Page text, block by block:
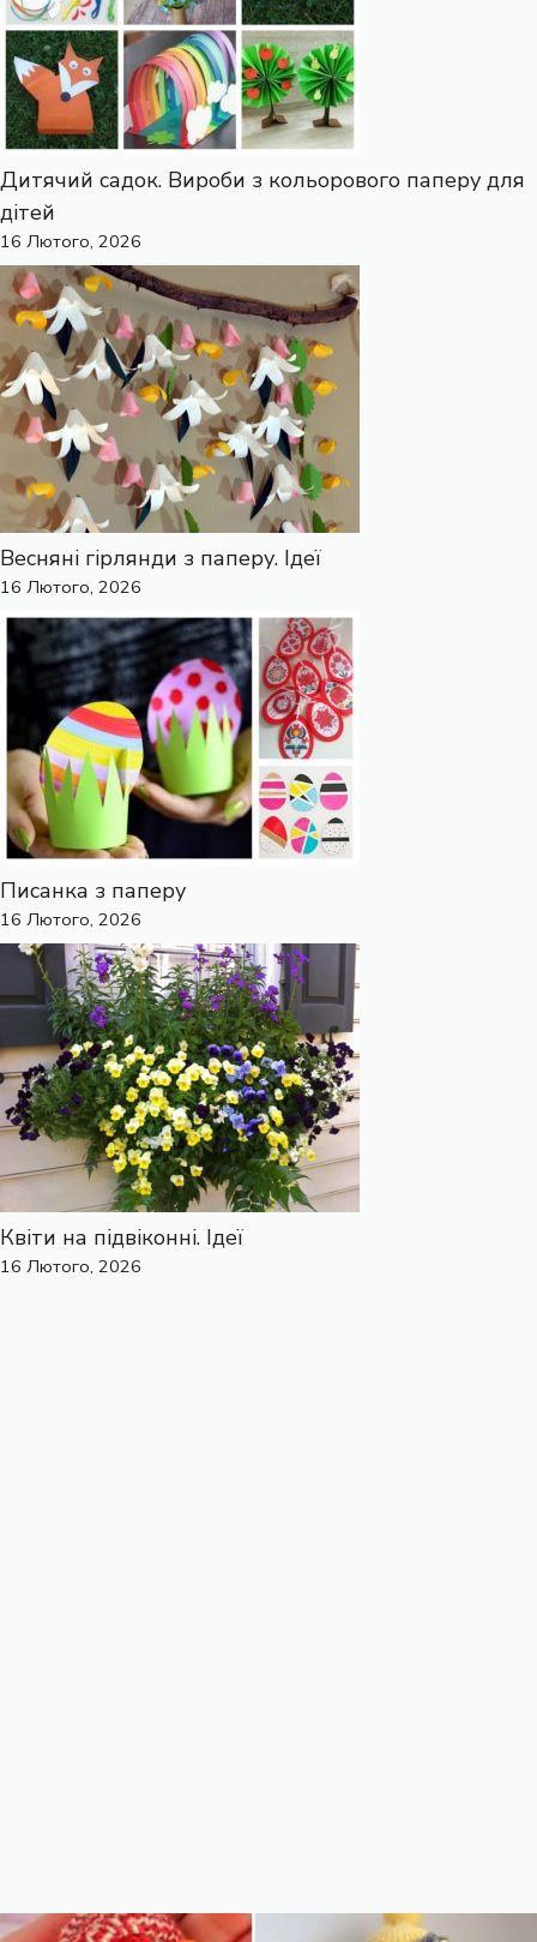
Дитячий садок. Вироби з кольорового паперу для
дітей
16 Лютого, 2026
Весняні гірлянди з паперу. Ідеї
16 Лютого, 2026
Писанка з паперу
16 Лютого, 2026
Квіти на підвіконні. Ідеї
16 Лютого, 2026